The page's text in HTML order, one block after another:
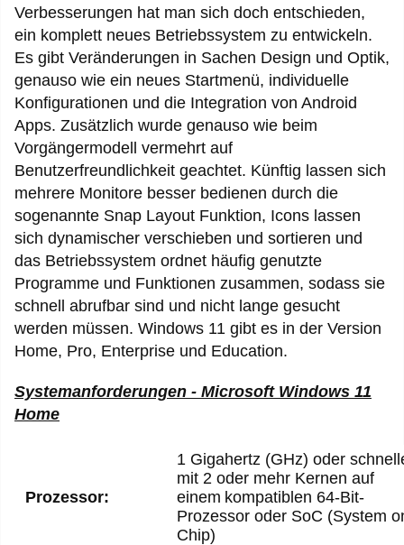
Verbesserungen hat man sich doch entschieden,
ein komplett neues Betriebssystem zu entwickeln.
Es gibt Veränderungen in Sachen Design und Optik,
genauso wie ein neues Startmenü, individuelle
Konfigurationen und die Integration von Android
Apps. Zusätzlich wurde genauso wie beim
Vorgängermodell vermehrt auf
Benutzerfreundlichkeit geachtet. Künftig lassen sich
mehrere Monitore besser bedienen durch die
sogenannte Snap Layout Funktion, Icons lassen
sich dynamischer verschieben und sortieren und
das Betriebssystem ordnet häufig genutzte
Programme und Funktionen zusammen, sodass sie
schnell abrufbar sind und nicht lange gesucht
werden müssen. Windows 11 gibt es in der Version
Home, Pro, Enterprise und Education.
Systemanforderungen - Microsoft Windows 11
Home
Prozessor:
1 Gigahertz (GHz) oder
mit 2 oder mehr Kernen auf
einem kompatiblen 64-Bit-
Prozessor oder SoC (System
Chip)